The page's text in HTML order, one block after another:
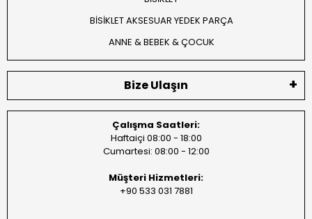
BİSİKLET AKSESUAR YEDEK PARÇA
ANNE & BEBEK & ÇOCUK
Bize Ulaşın
Çalışma Saatleri:
Haftaiçi 08:00 - 18:00
Cumartesi: 08:00 - 12:00
Müşteri Hizmetleri:
+90 533 031 7881